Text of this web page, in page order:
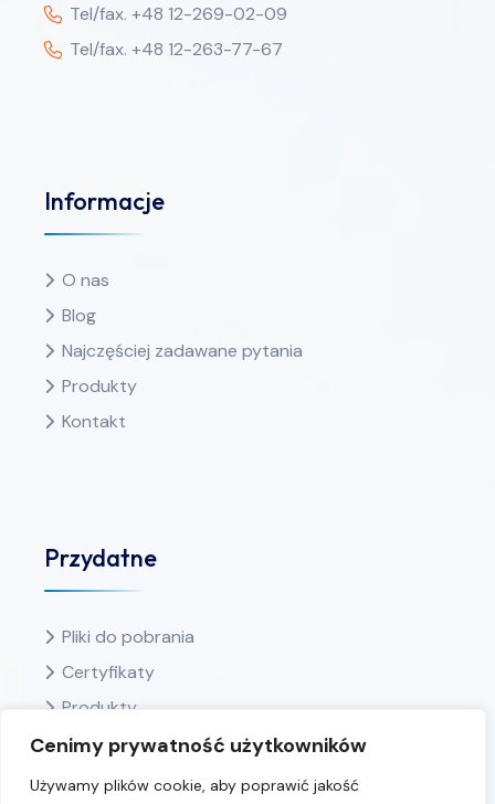
Cenimy prywatność użytkowników
Używamy plików cookie, aby poprawić jakość
Tel/fax. +48 12-269-02-09
Tel/fax. +48 12-263-77-67
Informacje
O nas
Blog
Najczęściej zadawane pytania
Produkty
Kontakt
Przydatne
Pliki do pobrania
Certyfikaty
Produkty
Ulubione
Polityka prywatności